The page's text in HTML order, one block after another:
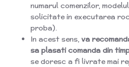
numarul comenzilor,
solicitate in executarea
proba).
In acest sens, va
sa plasati comanda din
se doresc a fi livrate mai